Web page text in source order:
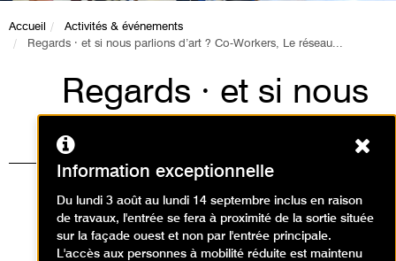
Accueil
Activités & événements
Regards · et si nous parlions d’art ? Co-Workers, Le réseau...
Regards · et si nous
parlions d’art ? Co-
Workers, Le réseau
comme artiste
Animations, Événement
Information exceptionnelle
Du lundi 3 août au lundi 14 septembre inclus en raison
de travaux, l'entrée se fera à proximité de la sortie située
sur la façade ouest et non par l'entrée principale.
L'accès aux personnes à mobilité réduite est maintenu